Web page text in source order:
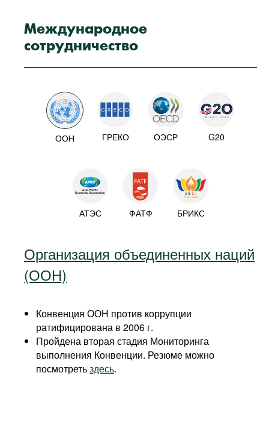
Международное
сотрудничество
ООН ГРЕКО ОЭСР G20
АТЭС ФАТФ БРИКС
Организация объединенных наций
(ООН)
Конвенция ООН против коррупции
ратифицирована в 2006 г.
Пройдена вторая стадия Мониторинга
выполнения Конвенции. Резюме можно
посмотретьздесь.